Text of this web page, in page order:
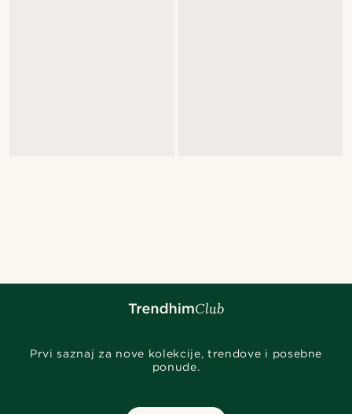
Prvi saznaj za nove kolekcije, trendove i posebne
ponude.